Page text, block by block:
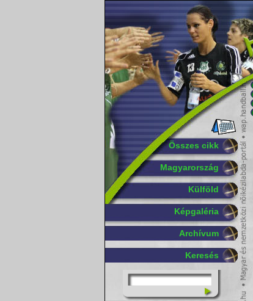
Összes cikk
Magyarország
Külföld
Képgaléria
Archívum
Keresés